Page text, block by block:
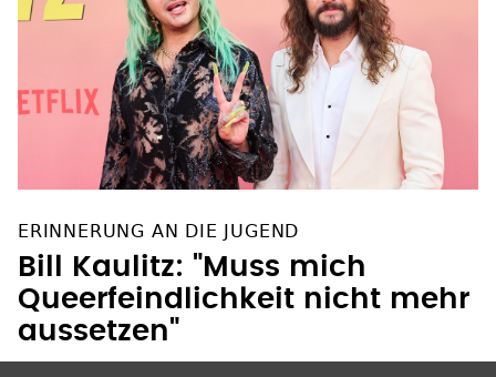
ERINNERUNG AN DIE JUGEND
Bill Kaulitz: "Muss mich
Queerfeindlichkeit nicht mehr
aussetzen"